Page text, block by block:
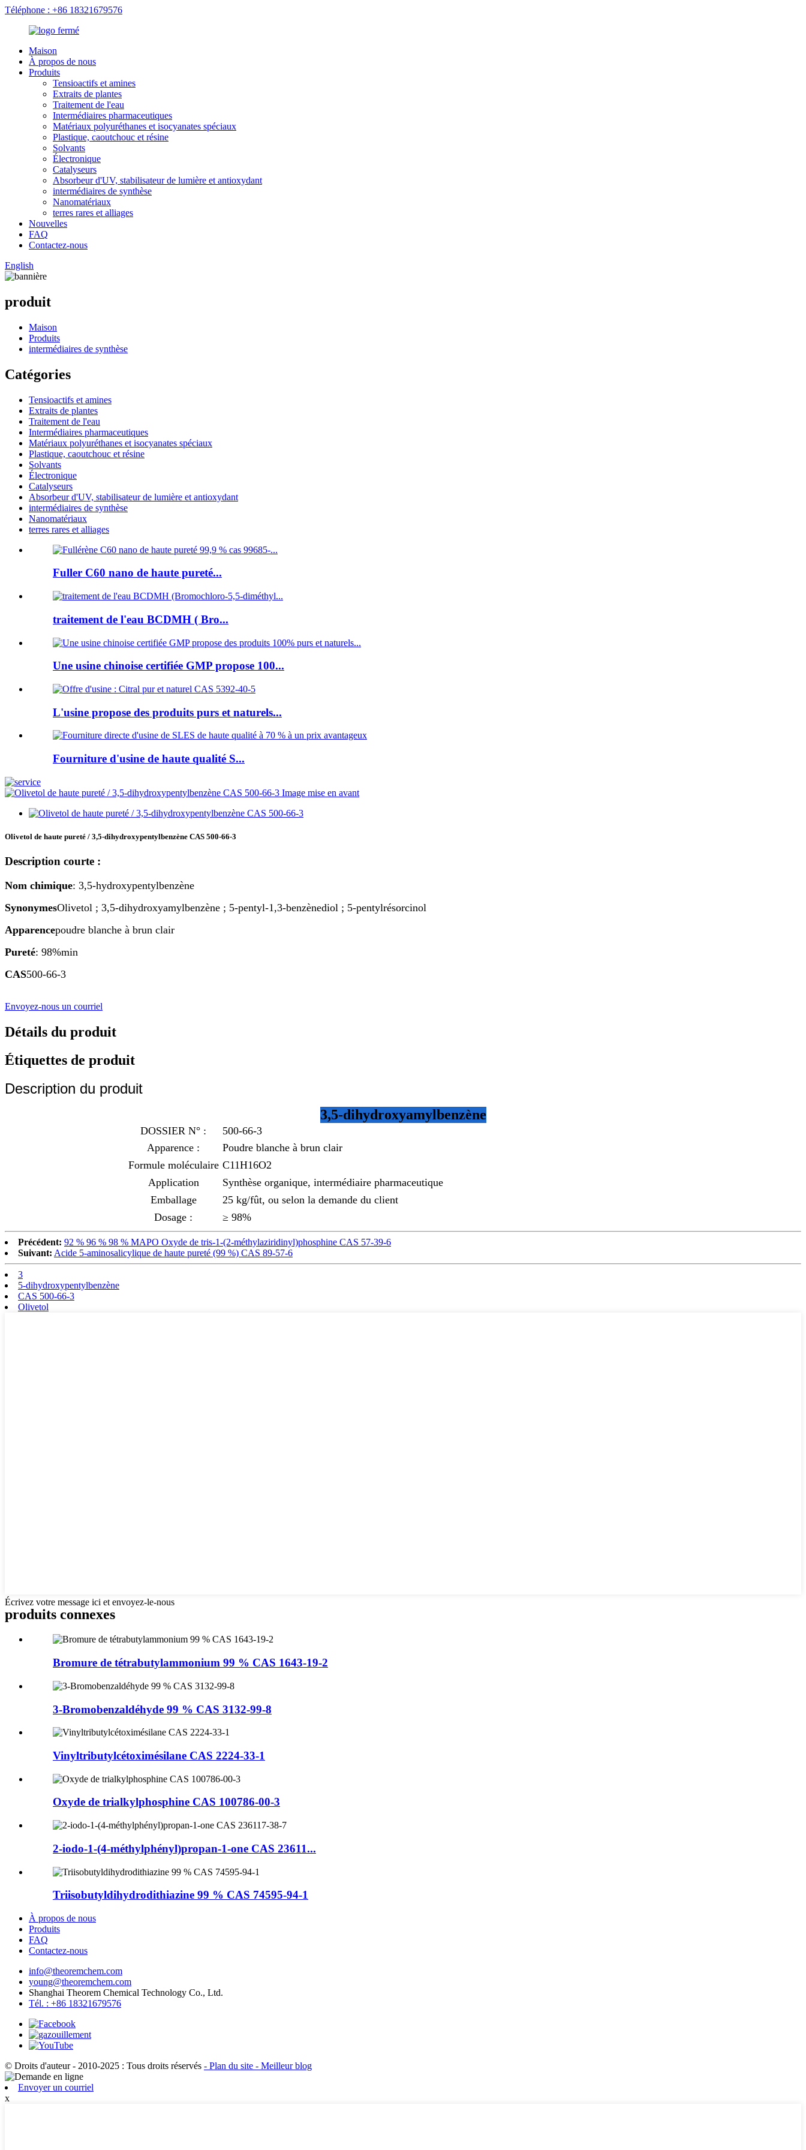
Téléphone : +86 18321679576
Maison
À propos de nous
Produits
Tensioactifs et amines
Extraits de plantes
Traitement de l'eau
Intermédiaires pharmaceutiques
Matériaux polyuréthanes et isocyanates spéciaux
Plastique, caoutchouc et résine
Solvants
Électronique
Catalyseurs
Absorbeur d'UV, stabilisateur de lumière et antioxydant
intermédiaires de synthèse
Nanomatériaux
terres rares et alliages
Nouvelles
FAQ
Contactez-nous
English
produit
Maison
Produits
intermédiaires de synthèse
Catégories
Tensioactifs et amines
Extraits de plantes
Traitement de l'eau
Intermédiaires pharmaceutiques
Matériaux polyuréthanes et isocyanates spéciaux
Plastique, caoutchouc et résine
Solvants
Électronique
Catalyseurs
Absorbeur d'UV, stabilisateur de lumière et antioxydant
intermédiaires de synthèse
Nanomatériaux
terres rares et alliages
Fuller C60 nano de haute pureté...
traitement de l'eau BCDMH ( Bro...
Une usine chinoise certifiée GMP propose 100...
L'usine propose des produits purs et naturels...
Fourniture d'usine de haute qualité S...
Olivetol de haute pureté / 3,5-dihydroxypentylbenzène CAS 500-66-3
Description courte :
Nom chimique: 3,5-hydroxypentylbenzène
SynonymesOlivetol ; 3,5-dihydroxyamylbenzène ; 5-pentyl-1,3-benzènediol ; 5-pentylrésorcinol
Apparencepoudre blanche à brun clair
Pureté: 98%min
CAS500-66-3
Envoyez-nous un courriel
Détails du produit
Étiquettes de produit
Description du produit
3,5-dihydroxyamylbenzène
DOSSIER N° :
500-66-3
Apparence :
Poudre blanche à brun clair
Formule moléculaire C11H16O2
Application
Synthèse organique, intermédiaire pharmaceutique
Emballage
25 kg/fût, ou selon la demande du client
Dosage :
≥ 98%
Précédent: 92 % 96 % 98 % MAPO Oxyde de tris-1-(2-méthylaziridinyl)phosphine CAS 57-39-6
Suivant: Acide 5-aminosalicylique de haute pureté (99 %) CAS 89-57-6
3
5-dihydroxypentylbenzène
CAS 500-66-3
Olivetol
Écrivez votre message ici et envoyez-le-nous
produits connexes
Bromure de tétrabutylammonium 99 % CAS 1643-19-2
3-Bromobenzaldéhyde 99 % CAS 3132-99-8
Vinyltributylcétoximésilane CAS 2224-33-1
Oxyde de trialkylphosphine CAS 100786-00-3
2-iodo-1-(4-méthylphényl)propan-1-one CAS 23611...
Triisobutyldihydrodithiazine 99 % CAS 74595-94-1
À propos de nous
Produits
FAQ
Contactez-nous
info@theoremchem.com
young@theoremchem.com
Shanghai Theorem Chemical Technology Co., Ltd.
Tél. : +86 18321679576
© Droits d'auteur - 2010-2025 : Tous droits réservés - Plan du site - Meilleur blog
Envoyer un courriel
x